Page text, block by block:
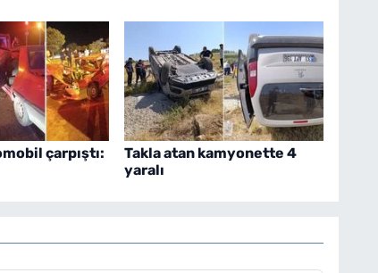
çarpıştı:
Takla atan kamyonette 4
yaralı